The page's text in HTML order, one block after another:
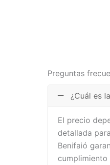
Preguntas
¿Cuál es
El precio
detallada
Benifaió
cumplimiento